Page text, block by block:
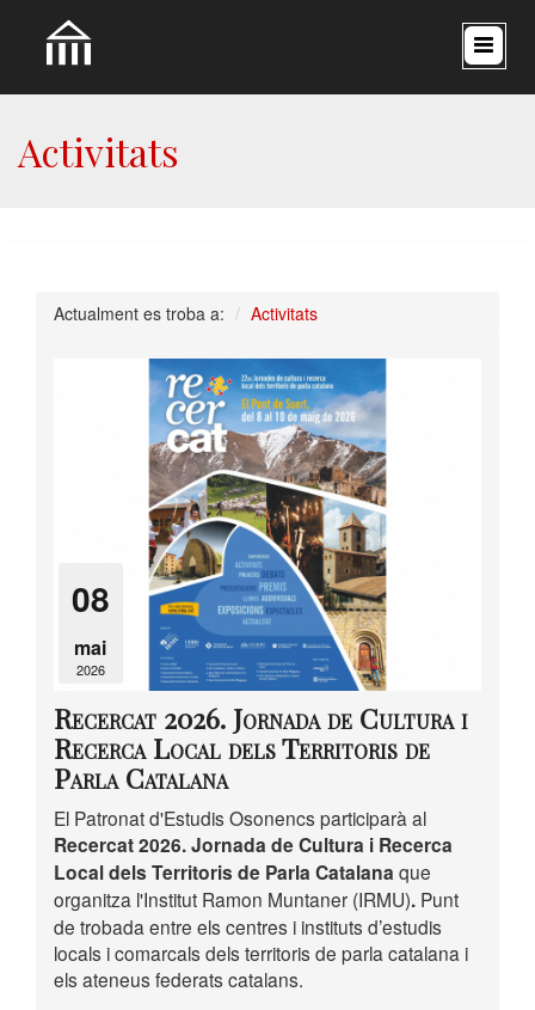
Activitats
Actualment es troba a: Activitats
08
mai
2026
Recercat 2026. Jornada de Cultura i
Recerca Local dels Territoris de
Parla Catalana
El Patronat d'Estudis Osonencs participarà al
Recercat 2026. Jornada de Cultura i Recerca
Local dels Territoris de Parla Catalana que
organitza l'Institut Ramon Muntaner (IRMU). Punt
de trobada entre els centres i instituts d’estudis
locals i comarcals dels territoris de parla catalana i
els ateneus federats catalans.